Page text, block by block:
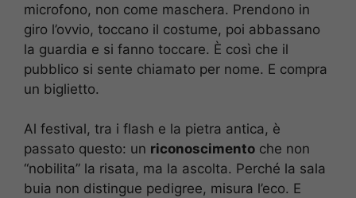
microfono, non come maschera. Prendono in
giro l’ovvio, toccano il costume, poi abbassano
la guardia e si fanno toccare. È così che il
pubblico si sente chiamato per nome. E compra
un biglietto.
Al festival, tra i flash e la pietra antica, è
passato questo: un riconoscimento che non
“nobilita” la risata, ma la ascolta. Perché la sala
buia non distingue pedigree, misura l’eco. E